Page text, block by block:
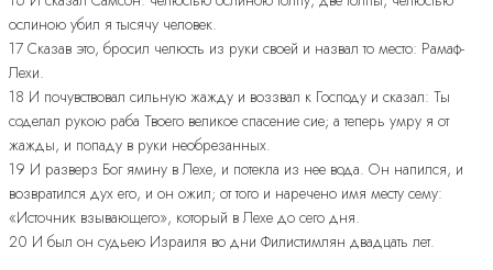
ослиною убил я тысячу человек.
17 Сказав это, бросил челюсть из руки своей и назвал то место: Рамаф-
Лехи.
18 И почувствовал сильную жажду и воззвал к Господу и сказал: Ты
соделал рукою раба Твоего великое спасение сие; а теперь умру я от
жажды, и попаду в руки необрезанных.
19 И разверз Бог ямину в Лехе, и потекла из нее вода. Он напился, и
возвратился дух его, и он ожил; от того и наречено имя месту сему:
«Источник взывающего», который в Лехе до сего дня.
20 И был он судьею Израиля во дни Филистимлян двадцать лет.